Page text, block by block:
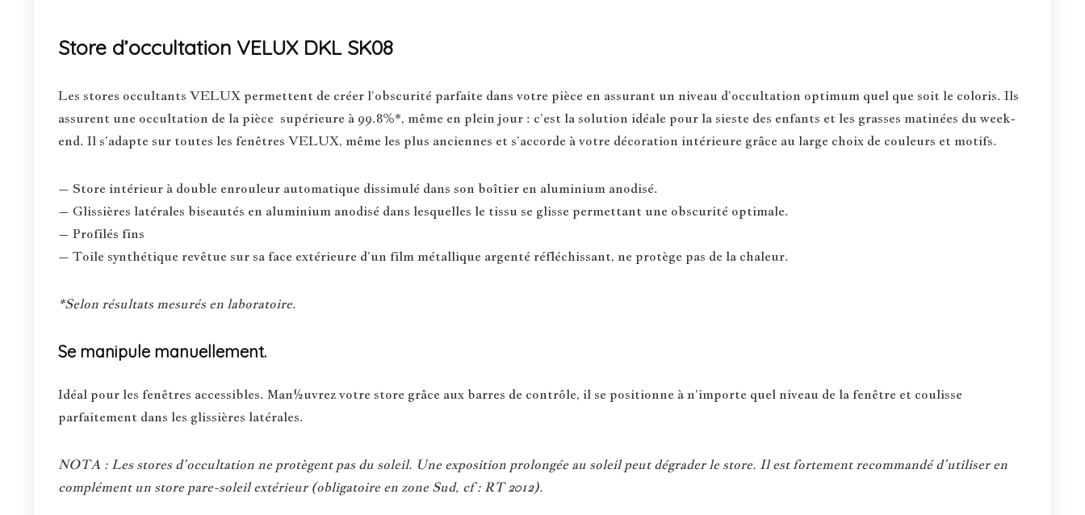
Store d’occultation VELUX DKL SK08
Les stores occultants VELUX permettent de créer l’obscurité parfaite dans votre pièce en assurant un niveau d’occultation optimum quel que soit le coloris. Ils
assurent une occultation de la pièce supérieure à 99.8%*, même en plein jour : c’est la solution idéale pour la sieste des enfants et les grasses matinées du week-
end. Il s’adapte sur toutes les fenêtres VELUX, même les plus anciennes et s’accorde à votre décoration intérieure grâce au large choix de couleurs et motifs.
– Store intérieur à double enrouleur automatique dissimulé dans son boîtier en aluminium anodisé.
– Glissières latérales biseautés en aluminium anodisé dans lesquelles le tissu se glisse permettant une obscurité optimale.
– Profilés fins
– Toile synthétique revêtue sur sa face extérieure d’un film métallique argenté réfléchissant, ne protège pas de la chaleur.
*Selon résultats mesurés en laboratoire.
Se manipule manuellement.
Idéal pour les fenêtres accessibles. Man½uvrez votre store grâce aux barres de contrôle, il se positionne à n’importe quel niveau de la fenêtre et coulisse
parfaitement dans les glissières latérales.
NOTA : Les stores d’occultation ne protègent pas du soleil. Une exposition prolongée au soleil peut dégrader le store. Il est fortement recommandé d’utiliser en
complément un store pare-soleil extérieur (obligatoire en zone Sud, cf : RT 2012).